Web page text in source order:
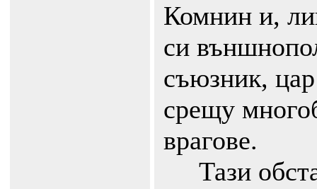
Комнин и,
си
съюзник,
срещу
врагове.
Тази